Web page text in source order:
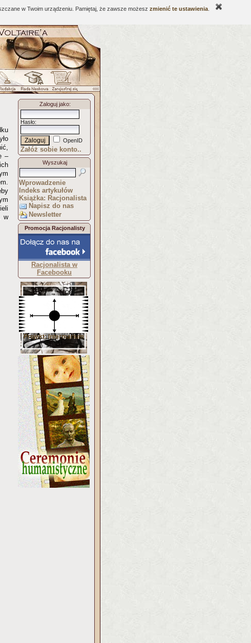
w Twoim urządzeniu. Pamiętaj, że zawsze możesz zmienić te ustawienia
–
w
Zaloguj jako:
Hasło:
OpenID
Załóż sobie konto..
Wyszukaj
Wprowadzenie
Indeks artykułów
Książka: Racjonalista
Napisz do nas
Newsletter
Promocja Racjonalisty
Racjonalista w
Facebooku